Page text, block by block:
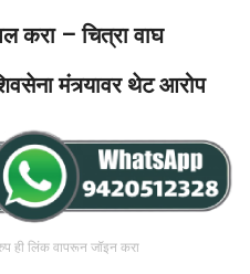
करा – चित्रा वाघ
मंत्र्यावर थेट आरोप
ही लिंक वापरून जॉइन करा